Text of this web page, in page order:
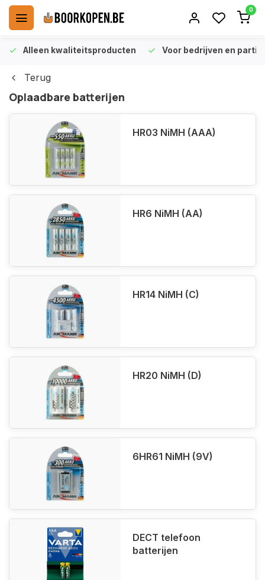
0
Alleen kwaliteitsproducten Voor bedrijven en
Terug
Oplaadbare batterijen
HR03 NiMH (AAA)
HR6 NiMH (AA)
HR14 NiMH (C)
HR20 NiMH (D)
6HR61 NiMH (9V)
DECT telefoon
batterijen